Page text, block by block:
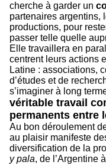
cherche à garder un
partenaires argentins,
productions, pour
passer telle quelle
Elle travaillera en
centrent leurs actions
Latine : associations,
d’études et de
s’imaginer à long
véritable travail
permanents entre
Au bon déroulement
au plaisir manifeste
diversification de la
y pala, de l’Argentine